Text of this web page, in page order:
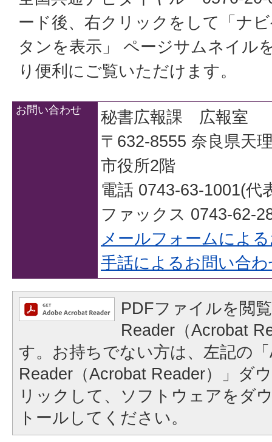
ード後、右クリックをして「ナ
タンを表示」 ページサムネイル
り便利にご覧いただけます。
お問い合わせ
秘書広報課 広報室
〒632-8555 奈良県天
市役所2階
電話 0743-63-1001(代
ファックス 0743-62-
メールフォームによ
手話によるお問い合
PDFファイルを閲
Reader（Acrobat
す。お持ちでない方は、左記の
Reader（Acrobat Reader）」ダ
リックして、ソフトウェアをダ
トールしてください。